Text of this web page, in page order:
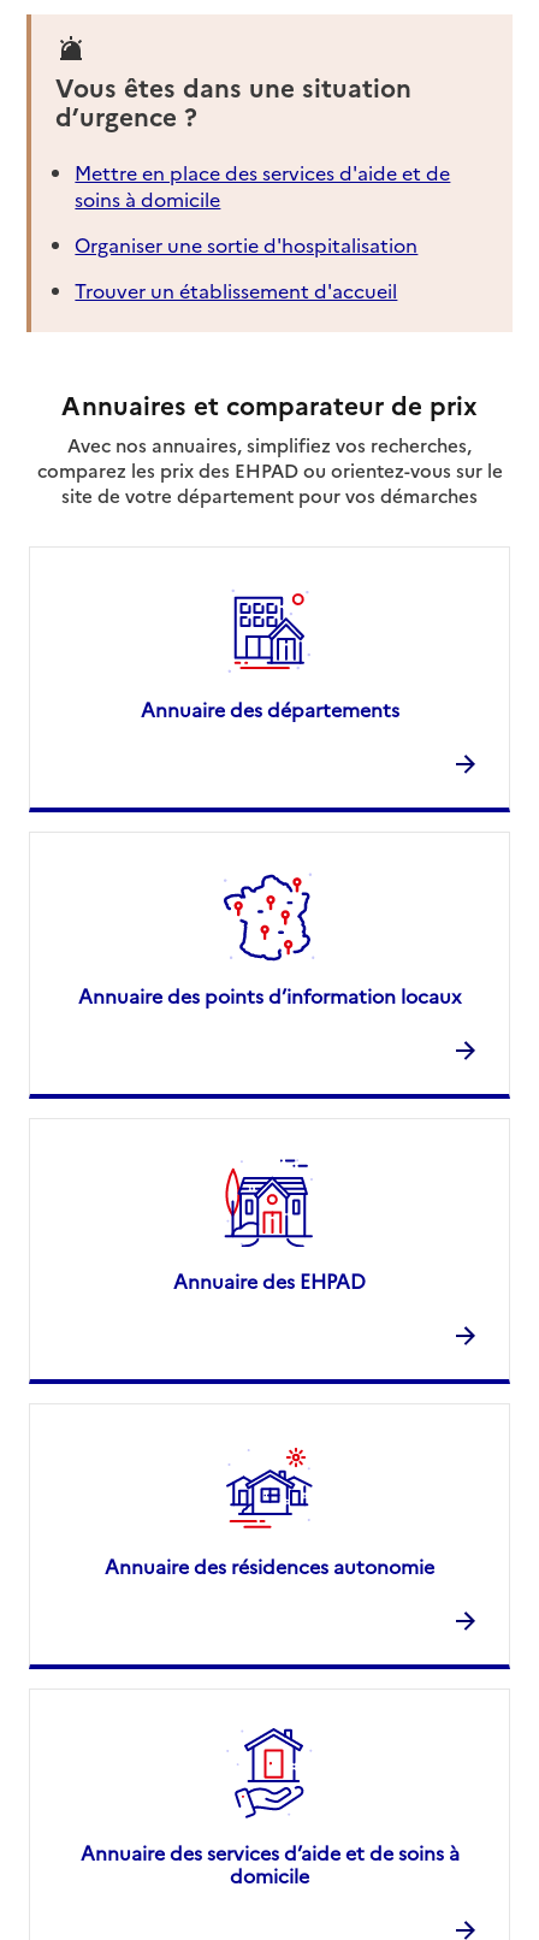
Vous êtes dans une situation
d’urgence ?
Mettre en place des services d'aide et de
soins à domicile
Organiser une sortie d'hospitalisation
Trouver un établissement d'accueil
Annuaires et comparateur de prix
Avec nos annuaires, simplifiez vos recherches,
comparez les prix des EHPAD ou orientez-vous sur le
site de votre département pour vos démarches
Annuaire des départements
Annuaire des points d’information locaux
Annuaire des EHPAD
Annuaire des résidences autonomie
Annuaire des services d’aide et de soins à
domicile